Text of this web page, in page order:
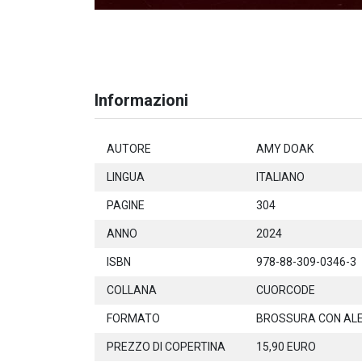
Informazioni
AUTORE AMY DOAK
LINGUA ITALIANO
PAGINE 304
ANNO 2024
ISBN 978-88-309-0346-3
COLLANA CUORCODE
FORMATO BROSSURA CON
PREZZO DI COPERTINA 15,90 EURO